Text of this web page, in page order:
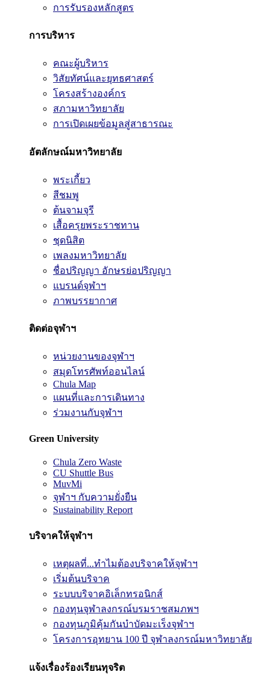
การรับรองหลักสูตร
การบริหาร
คณะผู้บริหาร
วิสัยทัศน์และยุทธศาสตร์
โครงสร้างองค์กร
สภามหาวิทยาลัย
การเปิดเผยข้อมูลสู่สาธารณะ
อัตลักษณ์มหาวิทยาลัย
พระเกี้ยว
สีชมพู
ต้นจามจุรี
เสื้อครุยพระราชทาน
ชุดนิสิต
เพลงมหาวิทยาลัย
ชื่อปริญญา อักษรย่อปริญญา
แบรนด์จุฬาฯ
ภาพบรรยากาศ
ติดต่อจุฬาฯ
หน่วยงานของจุฬาฯ
สมุดโทรศัพท์ออนไลน์
Chula Map
แผนที่และการเดินทาง
ร่วมงานกับจุฬาฯ
Green University
Chula Zero Waste
CU Shuttle Bus
MuvMi
จุฬาฯ กับความยั่งยืน
Sustainability Report
บริจาคให้จุฬาฯ
เหตุผลที่...ทำไมต้องบริจาคให้จุฬาฯ
เริ่มต้นบริจาค
ระบบบริจาคอิเล็กทรอนิกส์
กองทุนจุฬาลงกรณ์บรมราชสมภพฯ
กองทุนภูมิคุ้มกันบำบัดมะเร็งจุฬาฯ
โครงการอุทยาน 100 ปี จุฬาลงกรณ์มหาวิทยาลัย
แจ้งเรื่องร้องเรียนทุจริต